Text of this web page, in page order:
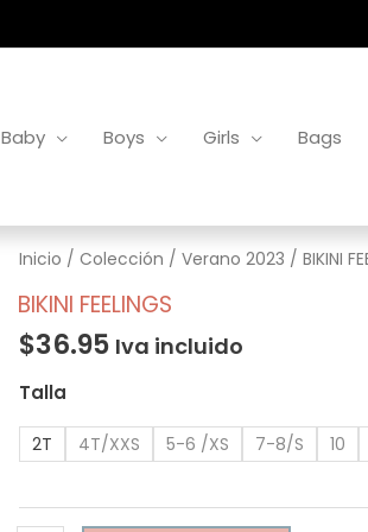
Baby Boys Girls Bags
Inicio / Colección / Verano 2023 / BIKINI
BIKINI FEELINGS
$36.95 Iva incluido
Talla
2T 4T/XXS 5-6 /XS 7-8/S 10
BIKINI
FEELINGS